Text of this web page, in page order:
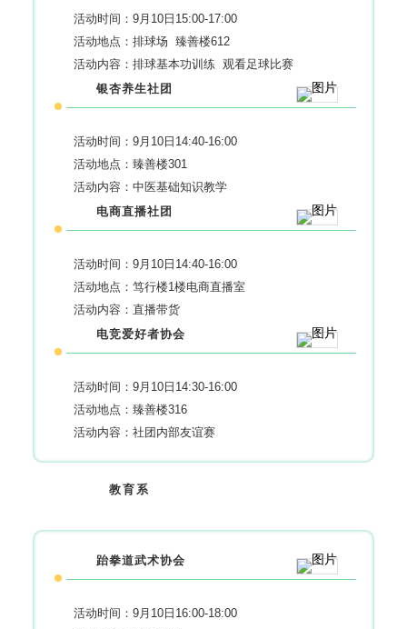
活动时间：9月10日15:00-17:00
活动地点：排球场 臻善楼612
活动内容：排球基本功训练 观看足球比赛
银杏养生社团
活动时间：9月10日14:40-16:00
活动地点：臻善楼301
活动内容：中医基础知识教学
电商直播社团
活动时间：9月10日14:40-16:00
活动地点：笃行楼1楼电商直播室
活动内容：直播带货
电竞爱好者协会
活动时间：9月10日14:30-16:00
活动地点：臻善楼316
活动内容：社团内部友谊赛
教育系
跆拳道武术协会
活动时间：9月10日16:00-18:00